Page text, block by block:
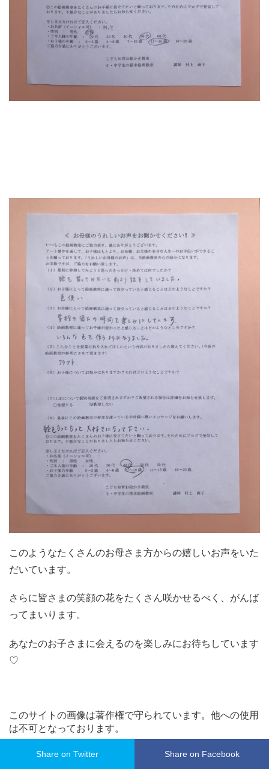
このようなたくさんのお母さま方からの嬉しいお声をいた
だいています。
さらに皆さまの笑顔の花をたくさん咲かせるべく、がんば
ってまいります。
あなたのお子さまに会えるのを楽しみにお待ちしています
♡
このサイトの画像は著作権で守られています。他への使用
は不可となっております。
Share on Twitter Share on Facebook